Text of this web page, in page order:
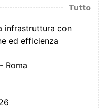
Tutto
infrastruttura con
ed efficienza
Roma